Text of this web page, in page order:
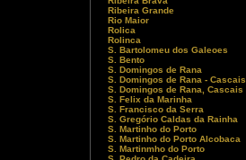
Ribeira Grande
Rio Maior
Rolica
Rolinca
S. Bartolomeu dos Galeoes
S. Bento
S. Domingos de Rana
S. Domingos de Rana - Cascais
S. Domingos de Rana, Cascais
S. Felix da Marinha
S. Francisco da Serra
S. Gregório Caldas da Rainha
S. Martinho do Porto
S. Martinho do Porto Alcobaca
S. Martinmho do Porto